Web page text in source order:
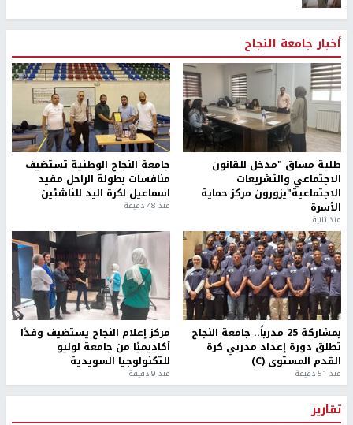
أخبار جامعة النجاح
طلبة مساق "مدخل للقانون
الاجتماعي والتشريعات
الاجتماعية"يزورون مركز حماية
الأسرة
منذ ثانية
جامعة النجاح الوطنية تستضيف
منافسات بطولة الراحل مفيد
اسماعيل لكرة اليد للناشئين
منذ 48 دقيقة
بمشاركة 25 مدرباً.. جامعة النجاح
تطلق دورة إعداد مدربي كرة
القدم المستوى (C)
منذ 51 دقيقة
مركز إعلام النجاح يستضيف وفدًا
أكاديميًا من جامعة لوليو
للتكنولوجيا السويدية
منذ 9 دقيقة
تقارير